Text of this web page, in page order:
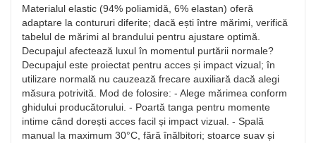
Materialul elastic (94% poliamidă, 6% elastan) oferă
adaptare la contururi diferite; dacă ești între mărimi, verifică
tabelul de mărimi al brandului pentru ajustare optimă.
Decupajul afectează luxul în momentul purtării normale?
Decupajul este proiectat pentru acces și impact vizual; în
utilizare normală nu cauzează frecare auxiliară dacă alegi
măsura potrivită. Mod de folosire: - Alege mărimea conform
ghidului producătorului. - Poartă tanga pentru momente
intime când dorești acces facil și impact vizual. - Spală
manual la maximum 30°C, fără înălbitori; stoarce suav și